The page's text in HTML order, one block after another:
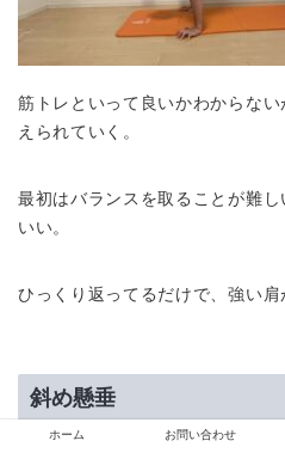
筋トレといって良いかわからな
えられていく。
最初はバランスを取ることが難
いい。
ひっくり返ってるだけで、強い肩
斜め懸垂
ホーム お問い合わせ